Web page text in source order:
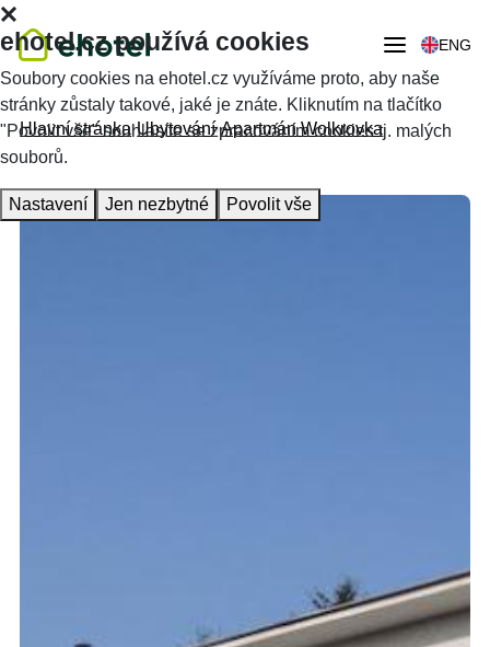
ENG
Hlavní stránka Ubytování Apartmán Wolkrovka
ehotel.cz používá cookies
Soubory cookies na ehotel.cz využíváme proto, aby naše
stránky zůstaly takové, jaké je znáte. Kliknutím na tlačítko
"Povolit vše" souhlasíte se zpracováním cookies tj. malých
souborů.
Nastavení Jen nezbytné Povolit vše